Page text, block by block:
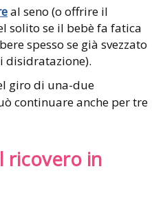
al seno (o offrire il
solito se il bebè fa fatica
spesso se già svezzato
disidratazione).
giro di una-due
continuare anche per tre
ricovero in